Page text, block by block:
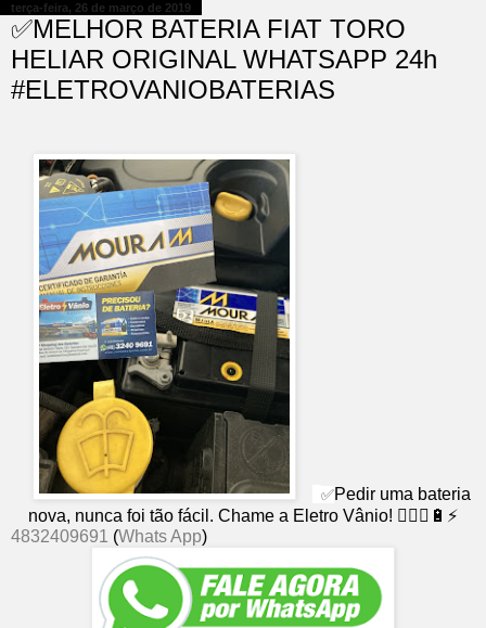
terça-feira, 26 de março de 2019
✅MELHOR BATERIA FIAT TORO
HELIAR ORIGINAL WHATSAPP 24h
#ELETROVANIOBATERIAS
✅Pedir uma bateria
nova, nunca foi tão fácil. Chame a Eletro Vânio! 👨🏻‍⚕🔋⚡
4832409691 (Whats App)